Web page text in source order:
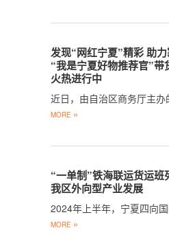
发现“网红宁夏”精彩 助
“我是宁夏好物推荐官”
火热进行中
近日，由自治区商务厅主
MORE »
“一单制”铁海联运货运班
我区外向型产业发展
2024年上半年，宁夏四向
MORE »